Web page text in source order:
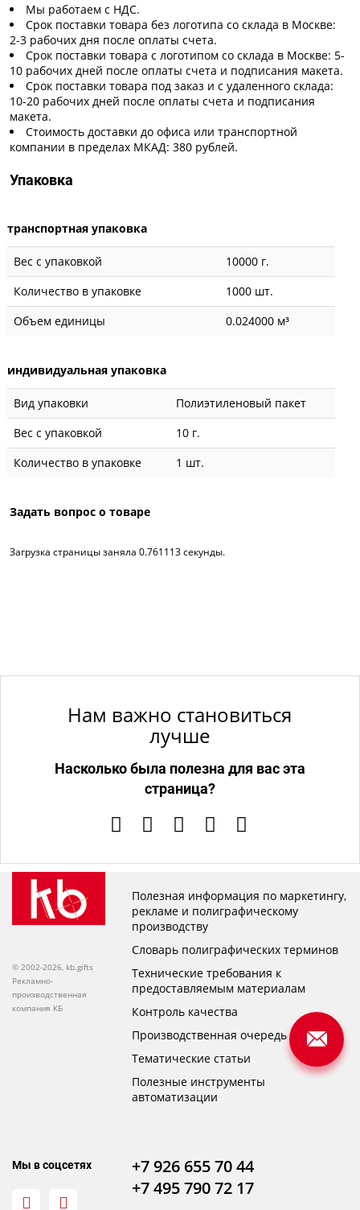
Мы работаем с НДС.
Срок поставки товара без логотипа со склада в Москве:
2-3 рабочих дня после оплаты счета.
Срок поставки товара с логотипом со склада в Москве: 5-
10 рабочих дней после оплаты счета и подписания макета.
Срок поставки товара под заказ и с удаленного склада:
10-20 рабочих дней после оплаты счета и подписания
макета.
Стоимость доставки до офиса или транспортной
компании в пределах МКАД: 380 рублей.
Упаковка
транспортная упаковка
Вес с упаковкой
10000 г.
Количество в упаковке
1000 шт.
Объем единицы
0.024000 м³
индивидуальная упаковка
Вид упаковки
Полиэтиленовый пакет
Вес с упаковкой
10 г.
Количество в упаковке
1 шт.
Задать вопрос о товаре
Загрузка страницы заняла 0.761113 секунды.
Нам важно становиться
лучше
Насколько была полезна для вас эта
страница?
© 2002-2026, kb.gifts
Рекламно-
производственная
компания КБ
Полезная информация по маркетингу,
рекламе и полиграфическому
производству
Словарь полиграфических терминов
Технические требования к
предоставляемым материалам
Контроль качества
Производственная очередь
Тематические статьи
Полезные инструменты
автоматизации
Мы в соцсетях
+7 926 655 70 44
+7 495 790 72 17